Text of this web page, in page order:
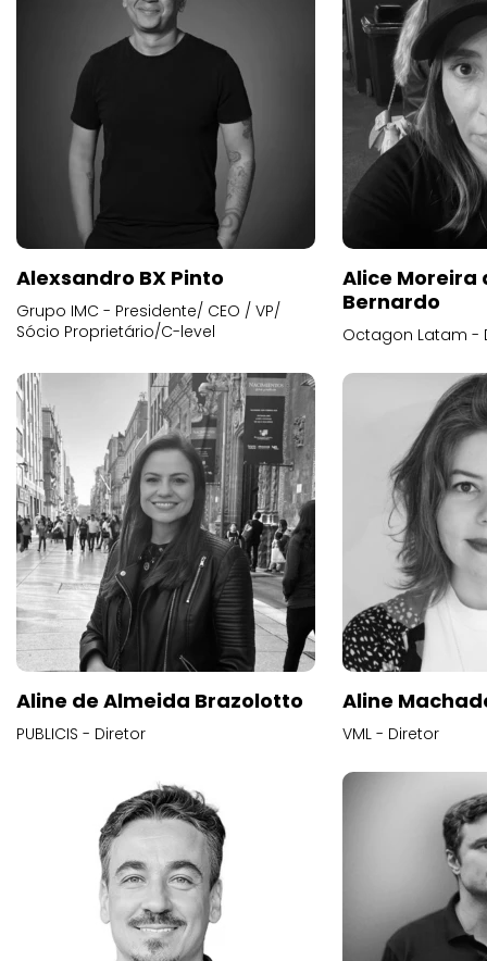
Alexsandro BX Pinto
Grupo IMC - Presidente/ CEO / VP/
Sócio Proprietário/C-level
Alice
Bernardo
Octagon Latam -
Aline de Almeida Brazolotto
PUBLICIS - Diretor
Aline
VML - Diretor